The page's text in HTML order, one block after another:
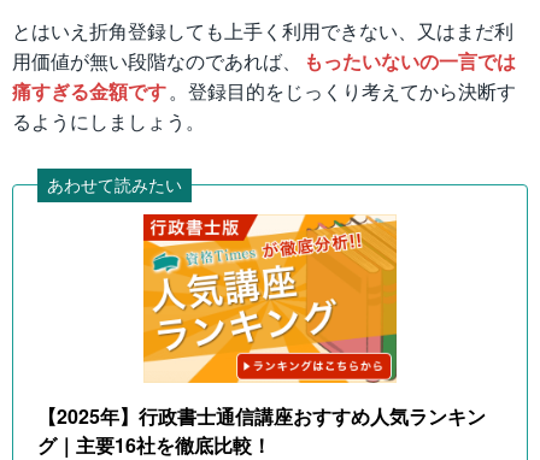
とはいえ折角登録しても上手く利用できない、又はまだ利
用価値が無い段階なのであれば、
もったいないの一言では
痛すぎる金額です。登録目的をじっくり考えてから決断す
るようにしましょう。
あわせて読みたい
【2025年】行政書士通信講座おすすめ人気ランキン
グ｜主要16社を徹底比較！